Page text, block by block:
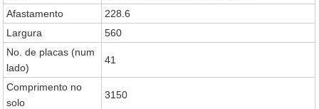
Afastamento
228.6
Largura
560
No. de placas (num
lado)
41
Comprimento no
solo
3150